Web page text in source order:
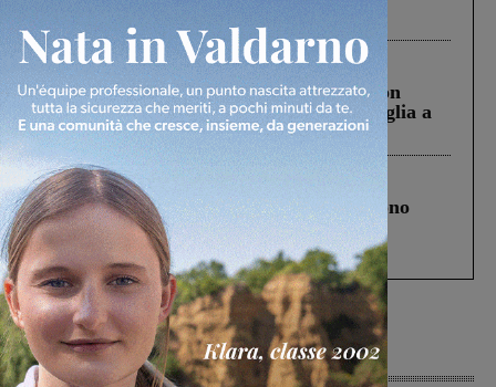
ringraziamento al Governo”
Cronaca 3 Agosto 2026
Scomparso da una struttura di Castiglion
Fiorentino l’uomo che aveva ucciso la figlia a
Levane nel 2020
Cronaca 4 Agosto 2026
Un anno fa la strage in A1 in cui morirono
Gianni, Giulia e Franco. Lo schianto, il
processo, lo stop ai sorpassi fra tir....